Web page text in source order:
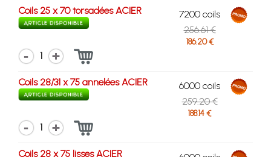
Coils 25 x 70 torsadées ACIER
7200 coils
256.61 €
186.20 €
1
Coils 28/31 x 75 annelées ACIER
6000 coils
259.20 €
188.14 €
1
Coils 28 x 75 lisses ACIER